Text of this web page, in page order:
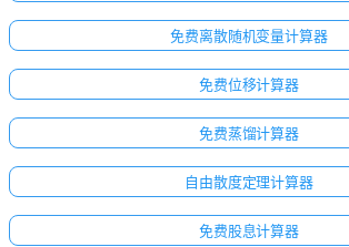
免费离散随机变量计算器
免费位移计算器
免费蒸馏计算器
自由散度定理计算器
免费股息计算器